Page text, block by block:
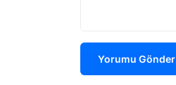
Yorumu Gönder